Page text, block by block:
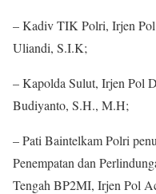
– Kadiv TIK Polri, Irjen Pol
Uliandi, S.I.K;
– Kapolda Sulut, Irjen Pol
Budiyanto, S.H., M.H;
– Pati Baintelkam Polri
Penempatan dan
Tengah BP2MI, Irjen Pol